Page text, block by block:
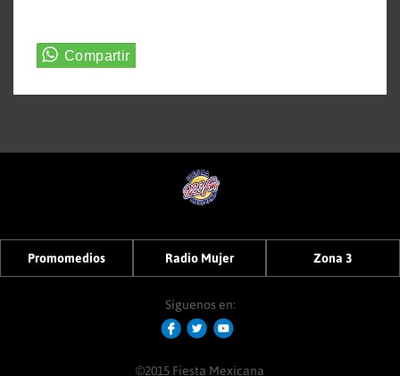
Promomedios Radio Mujer Zona 3
Síguenos en:
©2015 Fiesta Mexicana